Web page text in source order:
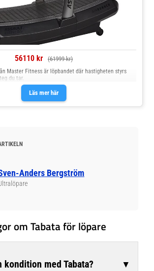
56110 kr (61999 kr)
Läs mer här
Master Fitness är löpbandet där hastigheten styrs
du tar.
Anders Bergström
om Tabata för löpare
kondition med Tabata? ▼